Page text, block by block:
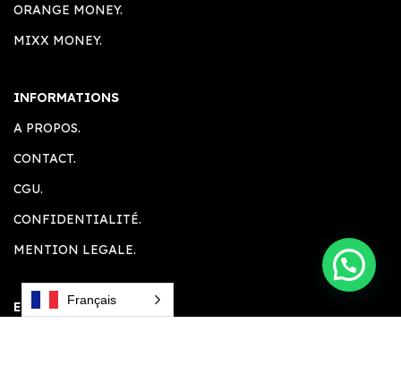
ORANGE MONEY.
MIXX MONEY.
INFORMATIONS
A PROPOS.
CONTACT.
CGU.
CONFIDENTIALITÉ.
MENTION LEGALE.
ESPACE CLIENT
Français